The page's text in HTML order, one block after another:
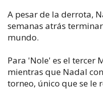
A pesar de la derrota,
semanas atrás
mundo.
Para 'Nole' es el tercer
mientras que Nadal
torneo, único que se le